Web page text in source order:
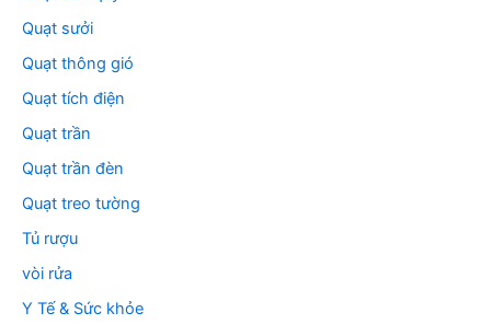
Quạt sưởi
Quạt thông gió
Quạt tích điện
Quạt trần
Quạt trần đèn
Quạt treo tường
Tủ rượu
vòi rửa
Y Tế & Sức khỏe